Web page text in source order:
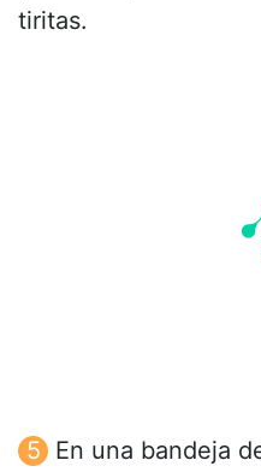
tiritas.
En una bandeja